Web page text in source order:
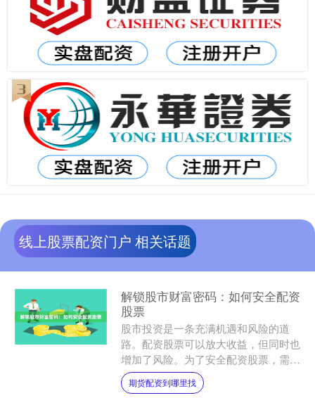
线上股票配资门户 相关话题
解锁股市财富密码：如何安全配资
股票
股市投资是一条充满机遇和风险的道
路。配资股票可以放大收益，但同时也
增加了风险。为了安全配资股票，需要
遵循以下步骤： **1. 了解配资风险：**
配资会放大收益....
期货配资到哪里找